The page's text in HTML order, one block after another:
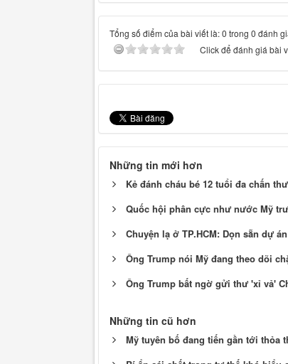
Tổng số điểm của bài viết là: 0 trong 0 đánh
Click để đánh giá bài
Những tin mới hơn
Kẻ đánh cháu bé 12 tuổi đa chấn
Quốc hội phân cực như nước Mỹ
Chuyện lạ ở TP.HCM: Dọn sẵn dự
Ông Trump nói Mỹ đang theo dõi
Ông Trump bất ngờ gửi thư 'xỉ vả'
Những tin cũ hơn
Mỹ tuyên bố đang tiến gần tới thỏa